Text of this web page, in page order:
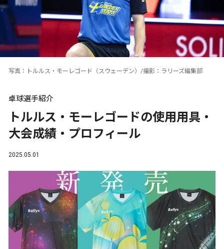
写真：トルルス・モーレゴード（スウェーデン）/撮影：ラリーズ編集部
卓球選手紹介
トルルス・モーレゴードの使用用具・
大会成績・プロフィール
2025.05.01